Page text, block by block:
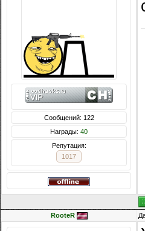
Сообщений: 122
Награды: 40
Репутация:
1017
RooteR